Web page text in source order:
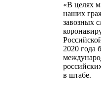
«В целях
наших
завозных
2020 года
в штабе.